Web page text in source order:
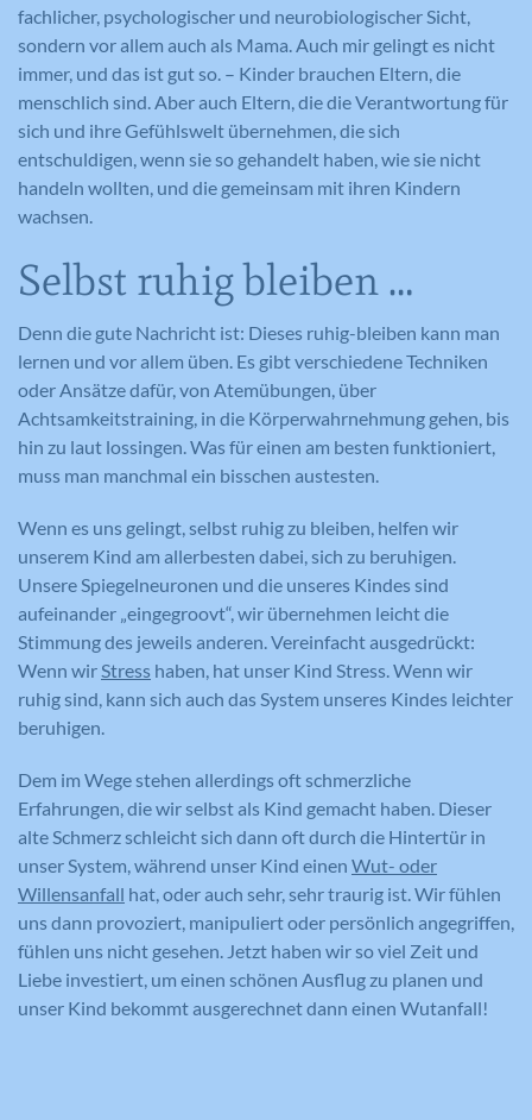
fachlicher, psychologischer und neurobiologischer Sicht,
sondern vor allem auch als Mama. Auch mir gelingt es nicht
immer, und das ist gut so. – Kinder brauchen Eltern, die
menschlich sind. Aber auch Eltern, die die Verantwortung für
sich und ihre Gefühlswelt übernehmen, die sich
entschuldigen, wenn sie so gehandelt haben, wie sie nicht
handeln wollten, und die gemeinsam mit ihren Kindern
wachsen.
Selbst ruhig bleiben …
Denn die gute Nachricht ist: Dieses ruhig-bleiben kann man
lernen und vor allem üben. Es gibt verschiedene Techniken
oder Ansätze dafür, von Atemübungen, über
Achtsamkeitstraining, in die Körperwahrnehmung gehen, bis
hin zu laut lossingen. Was für einen am besten funktioniert,
muss man manchmal ein bisschen austesten.
Wenn es uns gelingt, selbst ruhig zu bleiben, helfen wir
unserem Kind am allerbesten dabei, sich zu beruhigen.
Unsere Spiegelneuronen und die unseres Kindes sind
aufeinander „eingegroovt“, wir übernehmen leicht die
Stimmung des jeweils anderen. Vereinfacht ausgedrückt:
Wenn wirStress haben, hat unser Kind Stress. Wenn wir
ruhig sind, kann sich auch das System unseres Kindes leichter
beruhigen.
Dem im Wege stehen allerdings oft schmerzliche
Erfahrungen, die wir selbst als Kind gemacht haben. Dieser
alte Schmerz schleicht sich dann oft durch die Hintertür in
unser System, während unser Kind einen Wut- oder
Willensanfall hat, oder auch sehr, sehr traurig ist. Wir fühlen
uns dann provoziert, manipuliert oder persönlich angegriffen,
fühlen uns nicht gesehen. Jetzt haben wir so viel Zeit und
Liebe investiert, um einen schönen Ausflug zu planen und
unser Kind bekommt ausgerechnet dann einen Wutanfall!